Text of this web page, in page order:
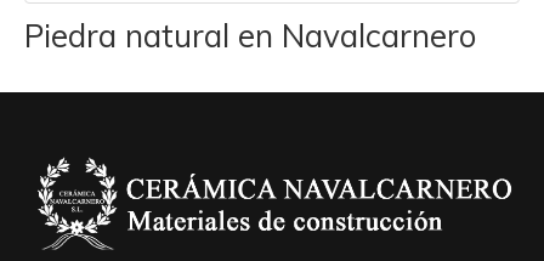
Piedra natural en Navalcarnero